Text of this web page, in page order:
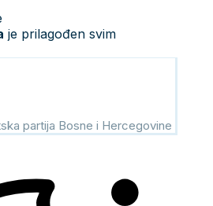
je prilagođen svim
partija Bosne i Hercegovine